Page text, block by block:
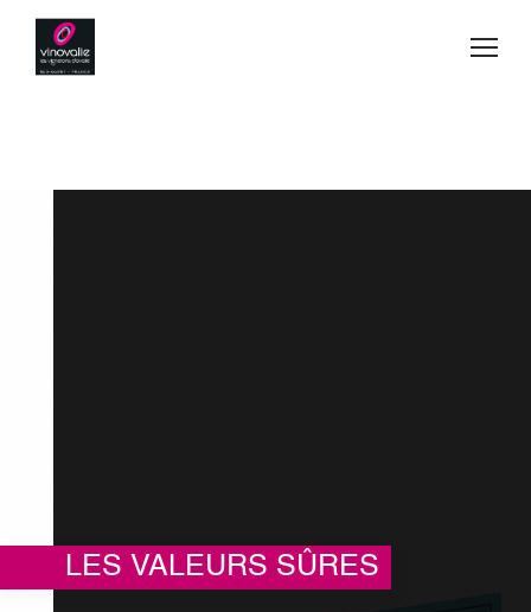
Où nous trouver
LES VALEURS SÛRES